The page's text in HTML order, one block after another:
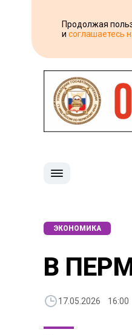
Продолжая
и соглашаетесь
ЭКОНОМИКА
В
17.05.2026 16:00